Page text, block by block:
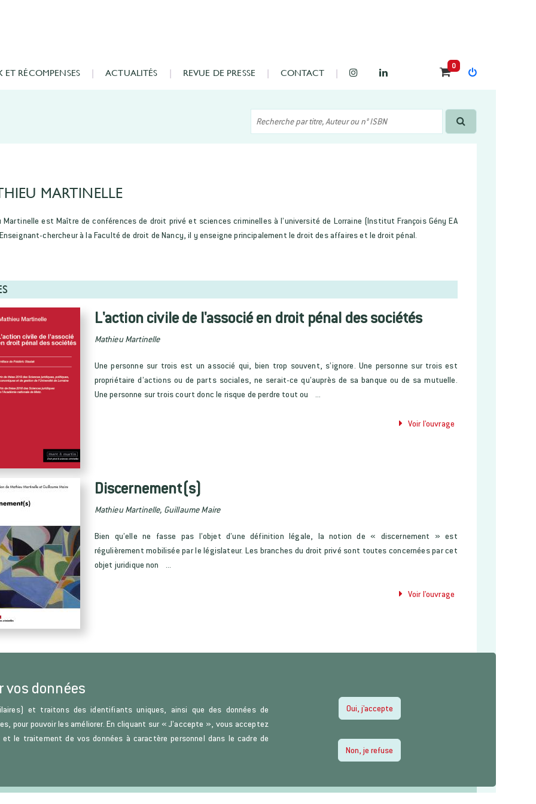
ET RÉCOMPENSES ACTUALITÉS REVUE DE PRESSE CONTACT
0
MARTINELLE
Martinelle est Maître de conférences de droit privé et sciences criminelles à l’université de Lorraine (Institut François Gény EA
chercheur à la Faculté de droit de Nancy, il y enseigne principalement le droit des affaires et le droit pénal.
L'action civile de l'associé en droit pénal des sociétés
Mathieu Martinelle
Une personne sur trois est un associé qui, bien trop souvent, s’ignore. Une personne sur trois est
propriétaire d’actions ou de parts sociales, ne serait-ce qu’auprès de sa banque ou de sa mutuelle.
Une personne sur trois court donc le risque de perdre tout ou ...
Voir l'ouvrage
Discernement(s)
Mathieu Martinelle, Guillaume Maire
Bien qu’elle ne fasse pas l’objet d’une définition légale, la notion de « discernement » est
régulièrement mobilisée par le législateur. Les branches du droit privé sont toutes concernées par cet
objet juridique non ...
Voir l'ouvrage
vos données
et traitons des identifiants uniques, ainsi que des données de
pour pouvoir les améliorer. En cliquant sur « J’accepte », vous acceptez
le traitement de vos données à caractère personnel dans le cadre de
Oui, j'accepte
Non, je refuse